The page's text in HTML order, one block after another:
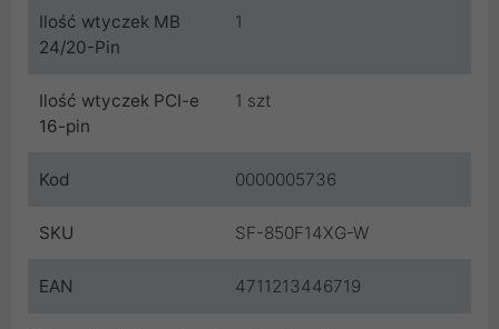
Ilość wtyczek MB
24/20-Pin
1
Ilość wtyczek PCI-e
16-pin
1 szt
Kod 0000005736
SKU SF-850F14XG-W
EAN 4711213446719